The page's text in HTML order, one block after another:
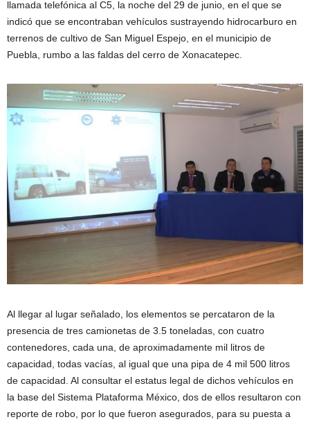
llamada telefónica al C5, la noche del 29 de junio, en el que se
indicó que se encontraban vehículos sustrayendo hidrocarburo en
terrenos de cultivo de San Miguel Espejo, en el municipio de
Puebla, rumbo a las faldas del cerro de Xonacatepec.
Al llegar al lugar señalado, los elementos se percataron de la
presencia de tres camionetas de 3.5 toneladas, con cuatro
contenedores, cada una, de aproximadamente mil litros de
capacidad, todas vacías, al igual que una pipa de 4 mil 500 litros
de capacidad. Al consultar el estatus legal de dichos vehículos en
la base del Sistema Plataforma México, dos de ellos resultaron con
reporte de robo, por lo que fueron asegurados, para su puesta a